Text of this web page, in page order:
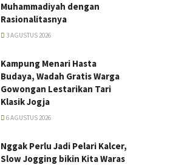
Muhammadiyah dengan
Rasionalitasnya
3 AGUSTUS 2026
Kampung Menari Hasta
Budaya, Wadah Gratis Warga
Gowongan Lestarikan Tari
Klasik Jogja
6 AGUSTUS 2026
Nggak Perlu Jadi Pelari Kalcer,
Slow Jogging bikin Kita Waras